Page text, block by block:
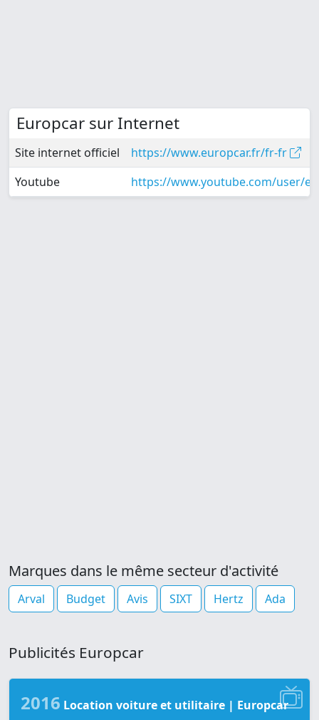
Europcar sur Internet
Site internet officiel
https://www.europcar.fr/fr-fr
Youtube
https://www.youtube.com/user/
Marques dans le même secteur d'activité
Arval Budget Avis SIXT Hertz Ada
Publicités Europcar
2016 Location voiture et utilitaire | Europcar